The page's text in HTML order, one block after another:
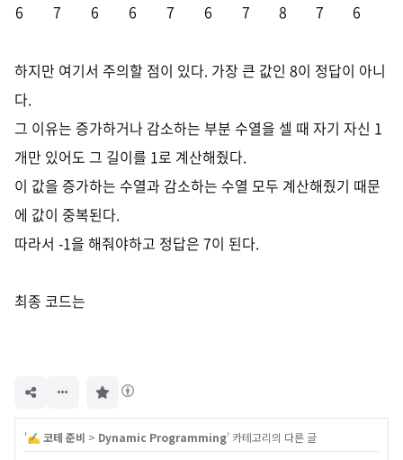
6
7 6 6 7 6 7 8 7 6
하지만 여기서 주의할 점이 있다. 가장 큰 값인 8이 정답이 아니
다.
그 이유는 증가하거나 감소하는 부분 수열을 셀 때 자기 자신 1
개만 있어도 그 길이를 1로 계산해줬다.
이 값을 증가하는 수열과 감소하는 수열 모두 계산해줬기 때문
에 값이 중복된다.
따라서 -1을 해줘야하고 정답은 7이 된다.
최종 코드는
'✍️ 코테 준비 > Dynamic Programming' 카테고리의 다른 글